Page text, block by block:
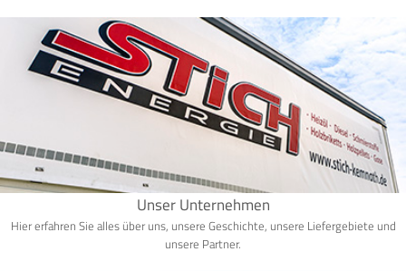
Unser Unternehmen
Hier erfahren Sie alles über uns, unsere Geschichte, unsere Liefergebiete und
unsere Partner.